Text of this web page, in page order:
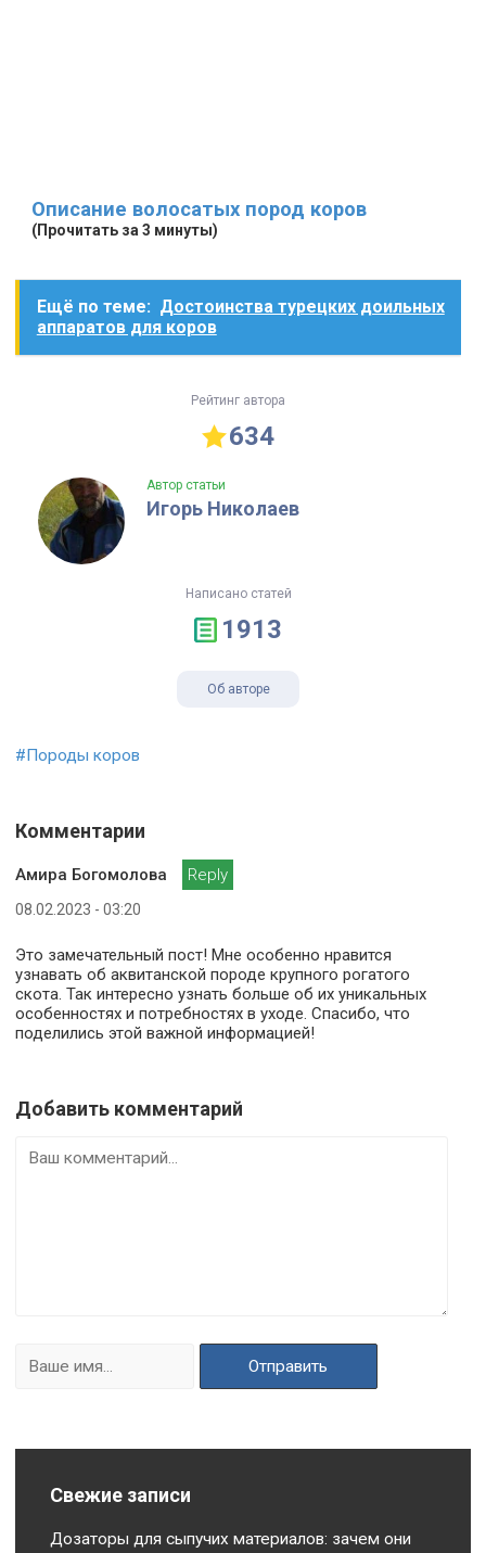
Описание волосатых пород коров
(Прочитать за 3 минуты)
Ещё по теме: Достоинства турецких доильных
аппаратов для коров
Рейтинг автора
634
Автор статьи
Игорь Николаев
Написано статей
1913
Об авторе
#Породы коров
Комментарии
Амира Богомолова Reply
08.02.2023 - 03:20
Это замечательный пост! Мне особенно нравится
узнавать об аквитанской породе крупного рогатого
скота. Так интересно узнать больше об их уникальных
особенностях и потребностях в уходе. Спасибо, что
поделились этой важной информацией!
Добавить комментарий
Свежие записи
Дозаторы для сыпучих материалов: зачем они